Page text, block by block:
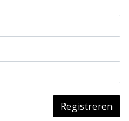
Registreren